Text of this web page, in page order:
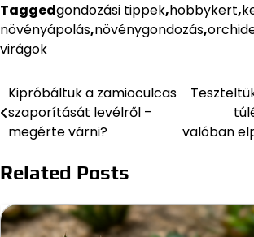
Taggedgondozási tippek,hobbykert,
növényápolás,növénygondozás,
virágok
Bejegyzés
navigáció
Kipróbáltuk a zamioculcas
szaporítását levélről –
megérte várni?
valóban
Related Posts